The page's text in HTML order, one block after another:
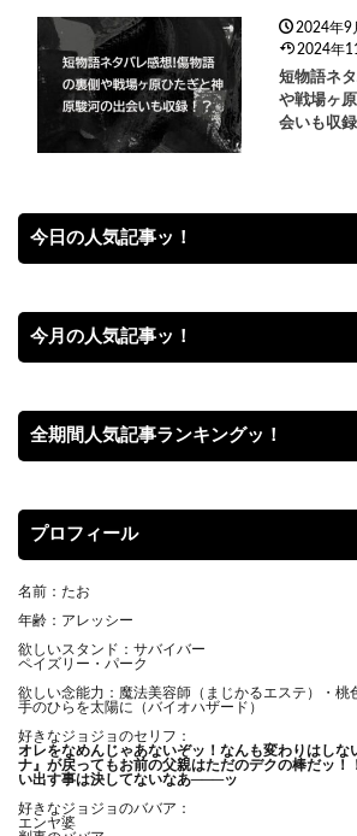
2024年9
2024年
短物語ネ
や戦場ヶ
会いも収
今日の人気記事ッ！
今月の人気記事ッ！
全期間人気記事ランキングッ！
プロフィール
名前：たお
年齢：アレッシー
欲しいスタンド：サバイバー
ペイズリー・パーク
欲しい念能力：魔法美容師（まじかるエステ）・桃
手のひらを太陽に（バイオハザード）
好きなジョジョのセリフ：
オレをなめんじゃあないぞッ！ なんも変わりはしな
ナ』が戻ってもお前の父親はただのデクの棒だッ！
い出す事は決してないなあ───ッ
好きなジョジョのババア：
エンヤ婆